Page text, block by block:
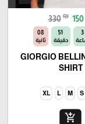
330 ₪ 150
3
51
دقيقة
06
ثانية
GIORGIO
SHIRT
S
M
L
XL
add_shopping_cart